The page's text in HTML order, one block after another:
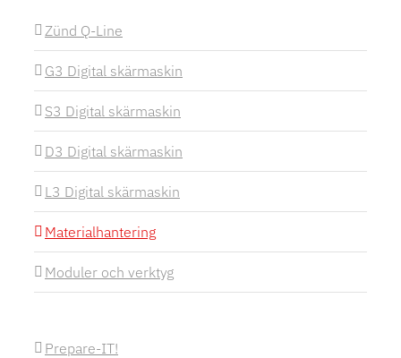
Zünd Q-Line
G3 Digital skärmaskin
S3 Digital skärmaskin
D3 Digital skärmaskin
L3 Digital skärmaskin
Materialhantering
Moduler och verktyg
Prepare-IT!